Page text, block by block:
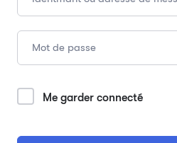
Me garder connecté